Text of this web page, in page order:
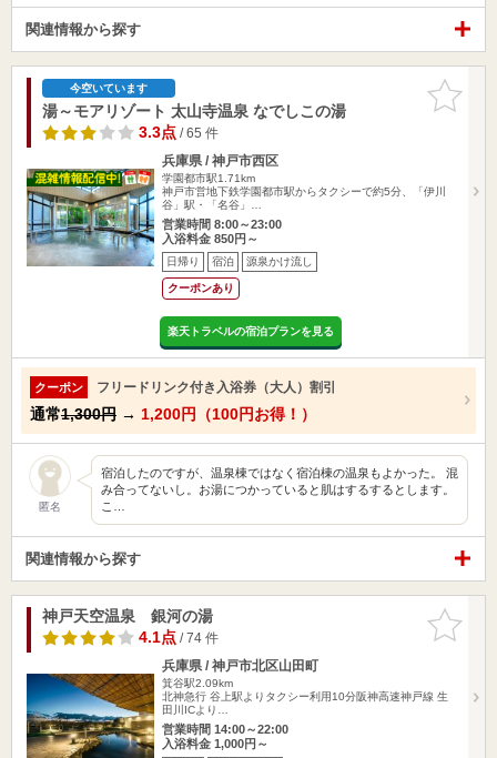
関連情報から探す
お気に入
りに追加
今空いています
湯～モアリゾート 太山寺温泉 なでしこの湯
3.3点/ 65 件
兵庫県 / 神戸市西区
学園都市駅1.71km
神戸市営地下鉄学園都市駅からタクシーで約5分、「伊川
谷」駅・「名谷」…
営業時間 8:00～23:00
入浴料金 850円～
日帰り 宿泊 源泉かけ流し
クーポンあり
楽天トラベルの宿泊プランを見る
クーポン フリードリンク付き入浴券（大人）割引
通常1,300円 → 1,200円（100円お得！）
匿名
宿泊したのですが、温泉棟ではなく宿泊棟の温泉もよかった。 混
み合ってないし。お湯につかっていると肌はするするとします。
こ…
関連情報から探す
お気に入
りに追加
神戸天空温泉 銀河の湯
4.1点/ 74 件
兵庫県 / 神戸市北区山田町
箕谷駅2.09km
北神急行 谷上駅よりタクシー利用10分阪神高速神戸線 生
田川ICより…
営業時間 14:00～22:00
入浴料金 1,000円～